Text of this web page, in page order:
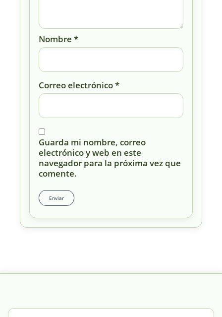
Nombre *
Correo electrónico*
Guarda mi nombre, correo
electrónico y web en este
navegador para la próxima vez que
comente.